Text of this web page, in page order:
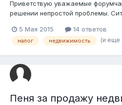
Приветствую уважаемые
решении непростой проблемы.
недвижимости (частный дом).
домой в РФ. В мае 2015 она
5 Мая 2015 14 ответов
налог недвижимость (и еще
Пеня за продажу